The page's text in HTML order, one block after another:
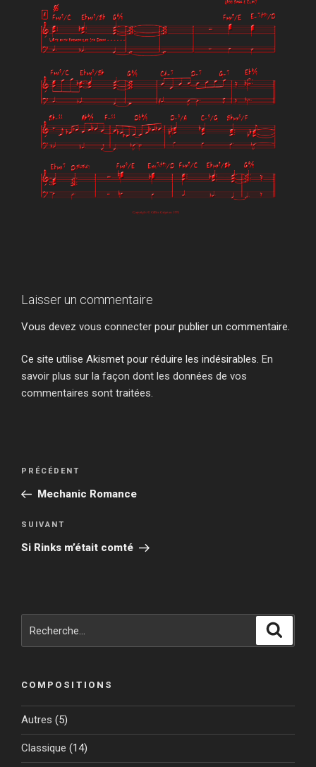
Laisser un commentaire
Vous devez vous connecter pour publier un commentaire.
Ce site utilise Akismet pour réduire les indésirables. En
savoir plus sur la façon dont les données de vos
commentaires sont traitées.
Navigation
l’article
Article
précédent
PRÉCÉDENT
Mechanic Romance
Article
suivant
SUIVANT
Si Rinks m’était comté
COMPOSITIONS
Autres (5)
Classique (14)